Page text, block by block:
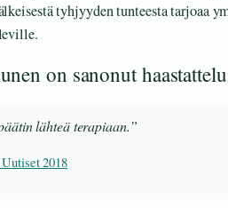
tyhjyyden tunteesta tarjoaa
on sanonut
lähteä terapiaan.”
2018